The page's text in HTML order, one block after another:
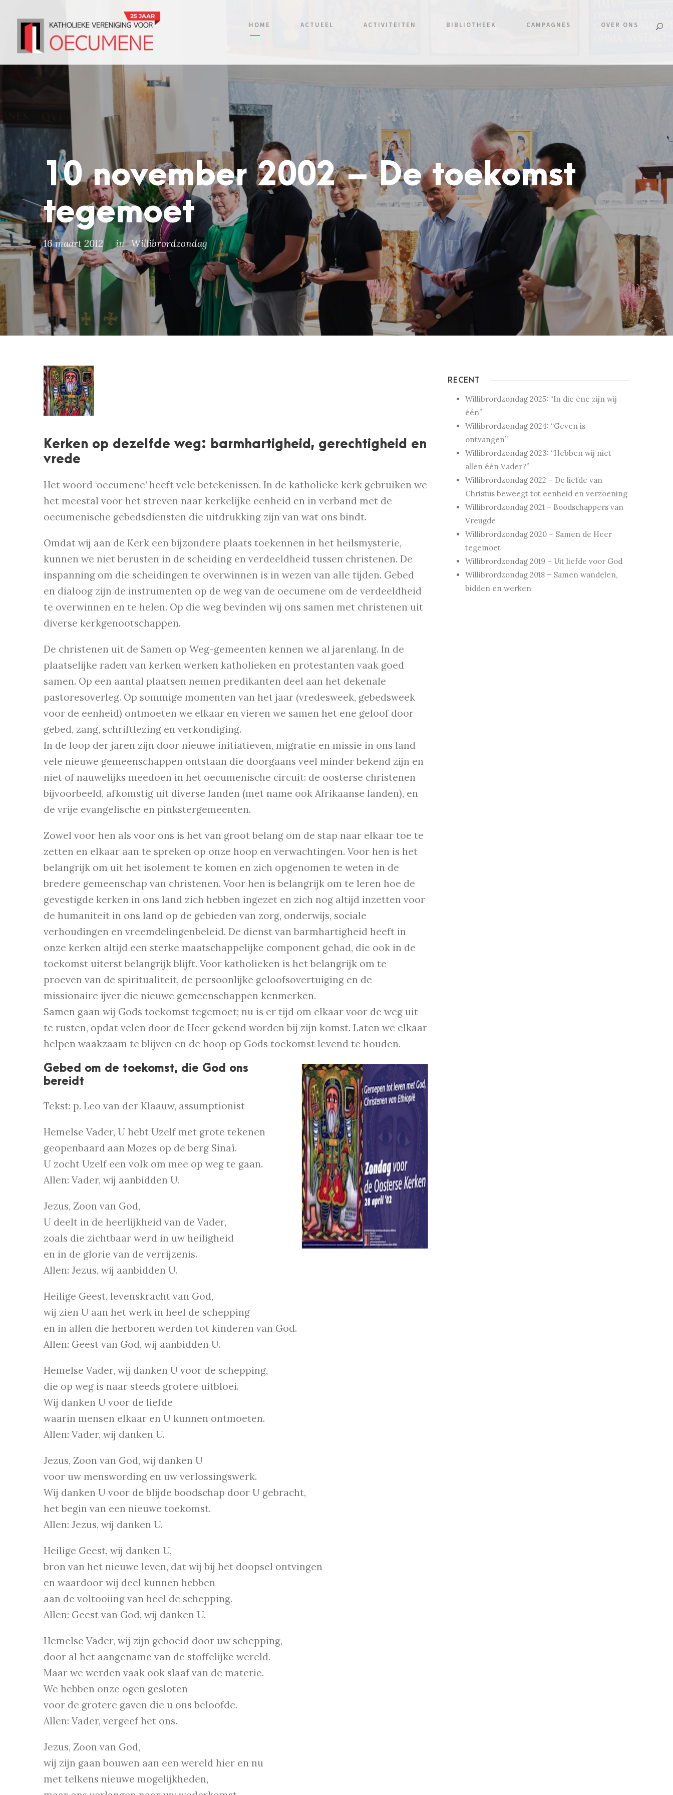
HOME ACTUEEL ACTIVITEITEN BIBLIOTHEEK CAMPAGNES OVER ONS
10 november 2002 – De toekomst
tegemoet
16 maart 2012 in Willibrordzondag
Kerken op dezelfde weg: barmhartigheid, gerechtigheid en
vrede
Het woord ‘oecumene’ heeft vele betekenissen. In de katholieke kerk gebruiken we
het meestal voor het streven naar kerkelijke eenheid en in verband met de
oecumenische gebedsdiensten die uitdrukking zijn van wat ons bindt.
Omdat wij aan de Kerk een bijzondere plaats toekennen in het heilsmysterie,
kunnen we niet berusten in de scheiding en verdeeldheid tussen christenen. De
inspanning om die scheidingen te overwinnen is in wezen van alle tijden. Gebed
en dialoog zijn de instrumenten op de weg van de oecumene om de verdeeldheid
te overwinnen en te helen. Op die weg bevinden wij ons samen met christenen uit
diverse kerkgenootschappen.
De christenen uit de Samen op Weg-gemeenten kennen we al jarenlang. In de
plaatselijke raden van kerken werken katholieken en protestanten vaak goed
samen. Op een aantal plaatsen nemen predikanten deel aan het dekenale
pastoresoverleg. Op sommige momenten van het jaar (vredesweek, gebedsweek
voor de eenheid) ontmoeten we elkaar en vieren we samen het ene geloof door
gebed, zang, schriftlezing en verkondiging.
In de loop der jaren zijn door nieuwe initiatieven, migratie en missie in ons land
vele nieuwe gemeenschappen ontstaan die doorgaans veel minder bekend zijn en
niet of nauwelijks meedoen in het oecumenische circuit: de oosterse christenen
bijvoorbeeld, afkomstig uit diverse landen (met name ook Afrikaanse landen), en
de vrije evangelische en pinkstergemeenten.
Zowel voor hen als voor ons is het van groot belang om de stap naar elkaar toe te
zetten en elkaar aan te spreken op onze hoop en verwachtingen. Voor hen is het
belangrijk om uit het isolement te komen en zich opgenomen te weten in de
bredere gemeenschap van christenen. Voor hen is belangrijk om te leren hoe de
gevestigde kerken in ons land zich hebben ingezet en zich nog altijd inzetten voor
de humaniteit in ons land op de gebieden van zorg, onderwijs, sociale
verhoudingen en vreemdelingenbeleid. De dienst van barmhartigheid heeft in
onze kerken altijd een sterke maatschappelijke component gehad, die ook in de
toekomst uiterst belangrijk blijft. Voor katholieken is het belangrijk om te
proeven van de spiritualiteit, de persoonlijke geloofsovertuiging en de
missionaire ijver die nieuwe gemeenschappen kenmerken.
Samen gaan wij Gods toekomst tegemoet; nu is er tijd om elkaar voor de weg uit
te rusten, opdat velen door de Heer gekend worden bij zijn komst. Laten we elkaar
helpen waakzaam te blijven en de hoop op Gods toekomst levend te houden.
Gebed om de toekomst, die God ons
bereidt
Tekst: p. Leo van der Klaauw, assumptionist
Hemelse Vader, U hebt Uzelf met grote tekenen
geopenbaard aan Mozes op de berg Sinaï.
U zocht Uzelf een volk om mee op weg te gaan.
Allen: Vader, wij aanbidden U.
Jezus, Zoon van God,
U deelt in de heerlijkheid van de Vader,
zoals die zichtbaar werd in uw heiligheid
en in de glorie van de verrijzenis.
Allen: Jezus, wij aanbidden U.
Heilige Geest, levenskracht van God,
wij zien U aan het werk in heel de schepping
en in allen die herboren werden tot kinderen van God.
Allen: Geest van God, wij aanbidden U.
Hemelse Vader, wij danken U voor de schepping,
die op weg is naar steeds grotere uitbloei.
Wij danken U voor de liefde
waarin mensen elkaar en U kunnen ontmoeten.
Allen: Vader, wij danken U.
Jezus, Zoon van God, wij danken U
voor uw menswording en uw verlossingswerk.
Wij danken U voor de blijde boodschap door U gebracht,
het begin van een nieuwe toekomst.
Allen: Jezus, wij danken U.
Heilige Geest, wij danken U,
bron van het nieuwe leven, dat wij bij het doopsel ontvingen
en waardoor wij deel kunnen hebben
aan de voltooiing van heel de schepping.
Allen: Geest van God, wij danken U.
Hemelse Vader, wij zijn geboeid door uw schepping,
door al het aangename van de stoffelijke wereld.
Maar we werden vaak ook slaaf van de materie.
We hebben onze ogen gesloten
voor de grotere gaven die u ons beloofde.
Allen: Vader, vergeef het ons.
Jezus, Zoon van God,
wij zijn gaan bouwen aan een wereld hier en nu
met telkens nieuwe mogelijkheden,
RECENT
Willibrordzondag 2025: “In die éne zijn wij
één”
Willibrordzondag 2024: “Geven is
ontvangen”
Willibrordzondag 2023: “Hebben wij niet
allen één Vader?”
Willibrordzondag 2022 – De liefde van
Christus beweegt tot eenheid en verzoening
Willibrordzondag 2021 – Boodschappers van
Vreugde
Willibrordzondag 2020 – Samen de Heer
tegemoet
Willibrordzondag 2019 – Uit liefde voor God
Willibrordzondag 2018 – Samen wandelen,
bidden en werken